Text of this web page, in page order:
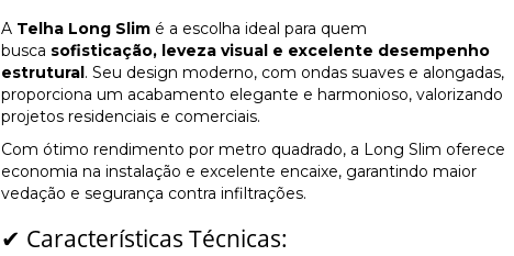
A Telha Long Slim é a escolha ideal para quem
busca sofisticação, leveza visual e excelente desempenho
estrutural . Seu design moderno, com ondas suaves e alongadas,
proporciona um acabamento elegante e harmonioso, valorizando
projetos residenciais e comerciais.
Com ótimo rendimento por metro quadrado, a Long Slim oferece
economia na instalação e excelente encaixe, garantindo maior
vedação e segurança contra infiltrações.
✔ Características Técnicas: